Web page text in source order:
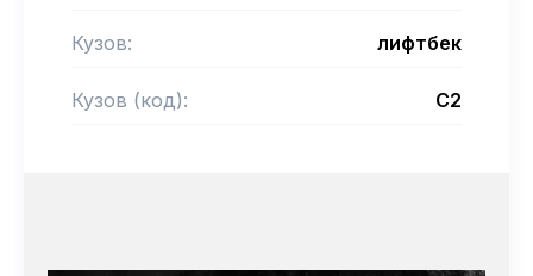
Кузов: лифтбек
Кузов (код): C2